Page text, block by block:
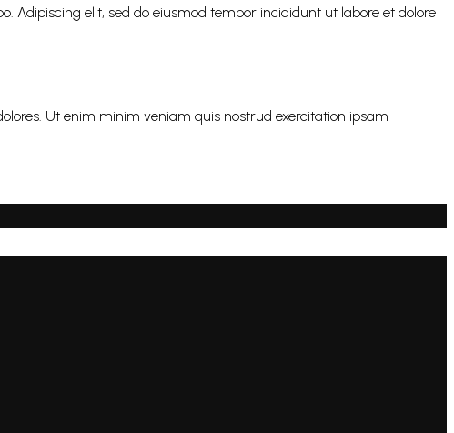
Adipiscing elit, sed do eiusmod tempor incididunt ut labore et dolore
Ut enim minim veniam quis nostrud exercitation ipsam